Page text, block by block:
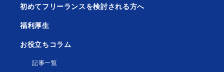
初めてフリーランスを検討される方へ
福利厚生
お役立ちコラム
記事一覧